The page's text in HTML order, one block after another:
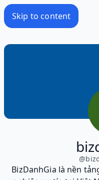
Skip to content
@
BizDanhGia là nền